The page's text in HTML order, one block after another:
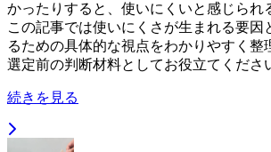
かったりすると、使いにくいと感じられ
この記事では使いにくさが生まれる要因
るための具体的な視点をわかりやすく整
選定前の判断材料としてお役立てくださ
続きを見る